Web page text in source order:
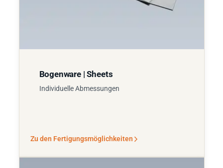
Bogenware | Sheets
Individuelle Abmessungen
Zu den Fertigungsmöglichkeiten